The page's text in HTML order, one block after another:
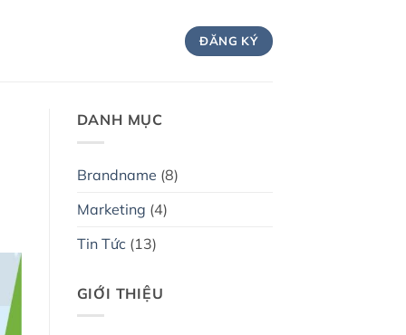
ĐĂNG KÝ
DANH MỤC
Brandname (8)
Marketing (4)
Tin Tức (13)
GIỚI THIỆU